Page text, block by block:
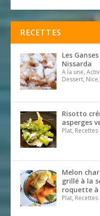
RECETTES
Les
Nissarda
A la une,
Dessert,
Risotto
asperges
Plat, Recettes
Melon
grillé à la
roquette à
Plat, Recettes